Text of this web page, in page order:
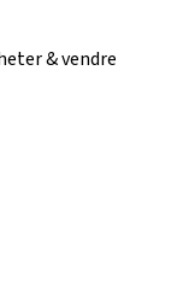
& vendre